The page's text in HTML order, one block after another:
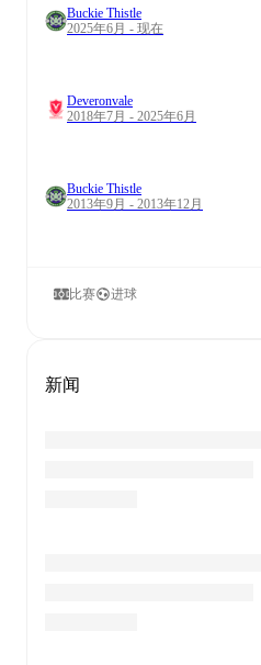
Buckie Thistle
2025年6月 - 现在
Deveronvale
2018年7月 - 2025年6月
Buckie Thistle
2013年9月 - 2013年12月
比赛 进球
新闻